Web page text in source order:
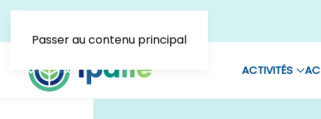
Passer au contenu principal
ACTIVITÉS